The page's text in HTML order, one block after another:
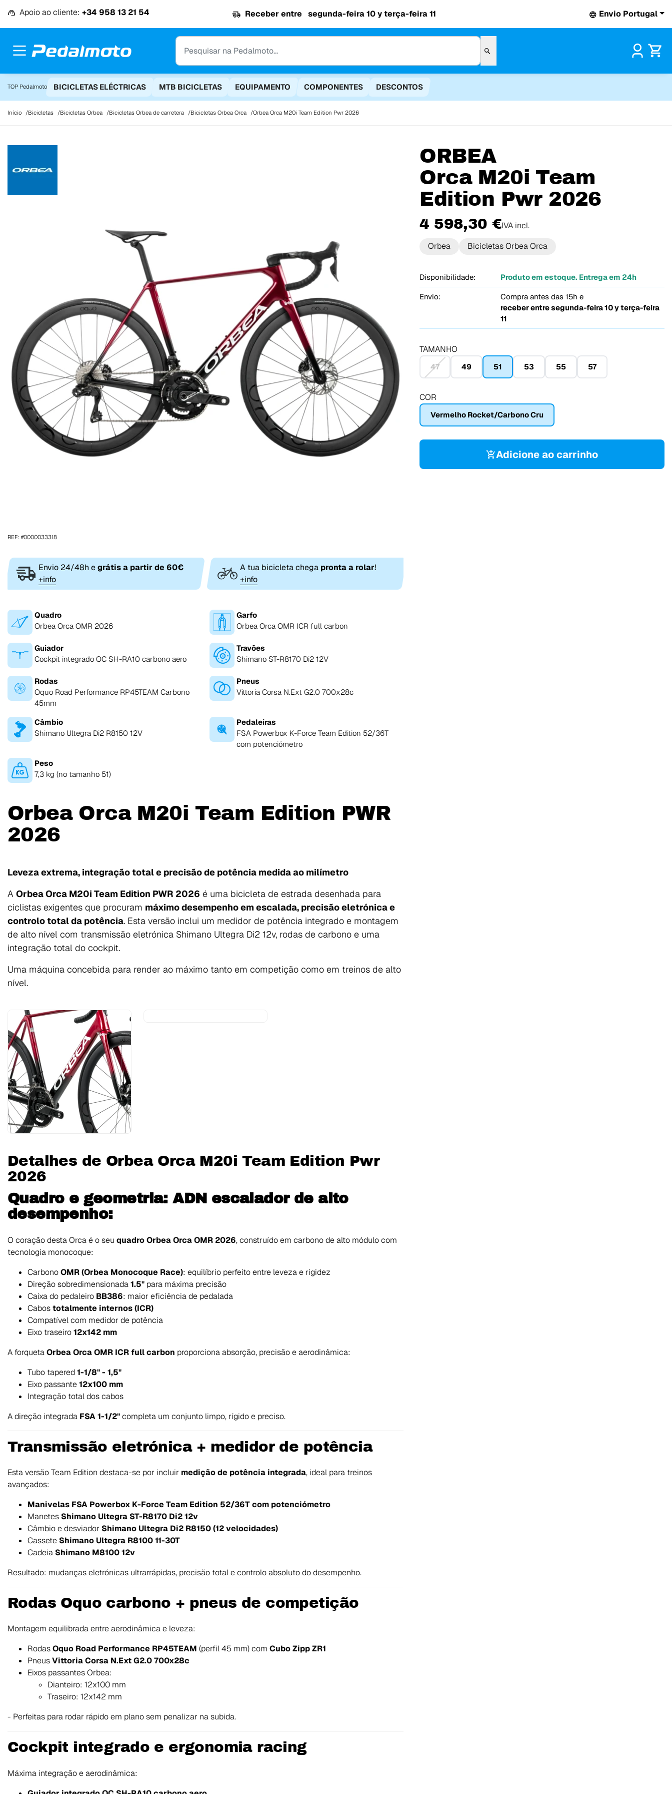
Apoio ao cliente: +34 958 13 21 54 Receber entre segunda-feira 10 y terça-feira 11 Envio Portugal
TOP Pedalmoto BICICLETAS ELÉCTRICAS MTB BICICLETAS EQUIPAMENTO COMPONENTES DESCONTOS
Início Bicicletas Bicicletas Orbea Bicicletas Orbea de carretera Bicicletas Orbea Orca Orbea Orca M20i Team Edition Pwr 2026
ORBEA
Orca M20i Team
Edition Pwr 2026
4 598,30 €IVA incl.
Orbea
Bicicletas Orbea Orca
Disponibilidade: Produto em estoque. Entrega em 24h
Envio:
Compra antes das 15h e
receber entresegunda-feira 10 y terça-feira
11
TAMANHO
47 49 51 53 55 57
COR
Vermelho Rocket/Carbono Cru
Adicione ao carrinho
REF: #0000033318
Envio 24/48h egrátis a partir de 60€
+info
A tua bicicleta chega pronta a rolar!
+info
Quadro
Orbea Orca OMR 2026
Garfo
Orbea Orca OMR ICR full carbon
Guiador
Cockpit integrado OC SH-RA10 carbono aero
Travões
Shimano ST-R8170 Di2 12V
Rodas
Oquo Road Performance RP45TEAM Carbono
45mm
Pneus
Vittoria Corsa N.Ext G2.0 700x28c
Câmbio
Shimano Ultegra Di2 R8150 12V
Pedaleiras
FSA Powerbox K-Force Team Edition 52/36T
com potenciómetro
Peso
7,3 kg (no tamanho 51)
Orbea Orca M20i Team Edition PWR
2026
Leveza extrema, integração total e precisão de potência medida ao milímetro
A Orbea Orca M20i Team Edition PWR 2026 é uma bicicleta de estrada desenhada para
ciclistas exigentes que procuram máximo desempenho em escalada, precisão eletrónica e
controlo total da potência. Esta versão inclui um medidor de potência integrado e montagem
de alto nível com transmissão eletrónica Shimano Ultegra Di2 12v, rodas de carbono e uma
integração total do cockpit.
Uma máquina concebida para render ao máximo tanto em competição como em treinos de alto
nível.
Detalhes de Orbea Orca M20i Team Edition Pwr
2026
Quadro e geometria: ADN escalador de alto
desempenho:
O coração desta Orca é o seu quadro Orbea Orca OMR 2026, construído em carbono de alto módulo com
tecnologia monocoque:
CarbonoOMR (Orbea Monocoque Race): equilíbrio perfeito entre leveza e rigidez
Direção sobredimensionada1.5" para máxima precisão
Caixa do pedaleiro BB386: maior eficiência de pedalada
Cabostotalmente internos (ICR)
Compatível com medidor de potência
Eixo traseiro12x142 mm
A forquetaOrbea Orca OMR ICR full carbon proporciona absorção, precisão e aerodinâmica:
Tubo tapered 1-1/8" - 1,5"
Eixo passante12x100 mm
Integração total dos cabos
A direção integrada FSA 1-1/2"completa um conjunto limpo, rígido e preciso.
Transmissão eletrónica + medidor de potência
Esta versão Team Edition destaca-se por incluir medição de potência integrada, ideal para treinos
avançados:
Manivelas FSA Powerbox K-Force Team Edition 52/36T com potenciómetro
Manetes Shimano Ultegra ST-R8170 Di2 12v
Câmbio e desviador Shimano Ultegra Di2 R8150 (12 velocidades)
Cassete Shimano Ultegra R8100 11-30T
Cadeia Shimano M8100 12v
Resultado: mudanças eletrónicas ultrarrápidas, precisão total e controlo absoluto do desempenho.
Rodas Oquo carbono + pneus de competição
Montagem equilibrada entre aerodinâmica e leveza:
RodasOquo Road Performance RP45TEAM (perfil 45 mm) com Cubo Zipp ZR1
PneusVittoria Corsa N.Ext G2.0 700x28c
Eixos passantes Orbea:
Dianteiro: 12x100 mm
Traseiro: 12x142 mm
- Perfeitas para rodar rápido em plano sem penalizar na subida.
Cockpit integrado e ergonomia racing
Máxima integração e aerodinâmica: